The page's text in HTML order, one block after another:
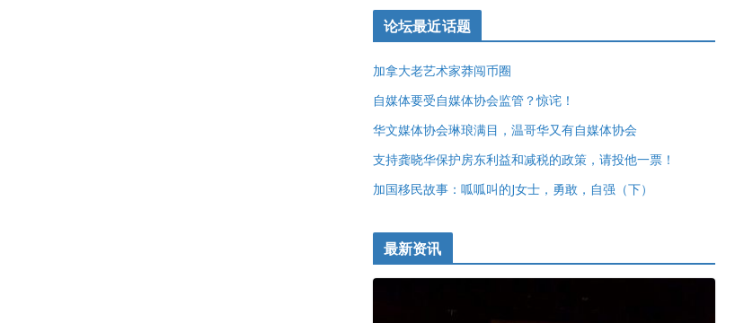
论坛最近话题
加拿大老艺术家莽闯币圈
自媒体要受自媒体协会监管？惊诧！
华文媒体协会琳琅满目，温哥华又有自媒体协会
支持龚晓华保护房东利益和减税的政策，请投他一票！
加国移民故事：呱呱叫的J女士，勇敢，自强（下）
最新资讯